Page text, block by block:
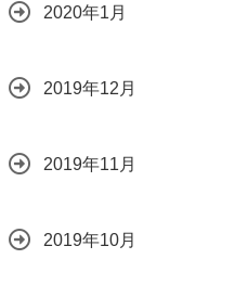
2020年1月
2019年12月
2019年11月
2019年10月